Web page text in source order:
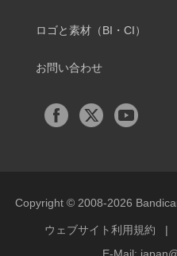
ロゴと素材（BI・CI）
お問い合わせ
Copyright © 2008-2026
ウェブサイト利用規約 |